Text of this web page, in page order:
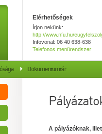
Elérhetőségek
Írjon nekünk:
http://www.nfu.hu/
Infovonal: 06 40 638-638
Telefonos menürendszer
Dokumentumtár
A pályázóknak,